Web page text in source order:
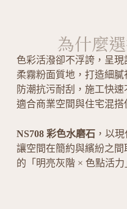
為什麼
色彩活潑卻不浮誇，呈
柔霧粉面質地，打造細膩
防潮抗污耐刮，施工快速
適合商業空間與住宅混搭
NS708 彩色水磨石，以現
讓空間在簡約與繽紛之
的「明亮灰階 × 色點活力